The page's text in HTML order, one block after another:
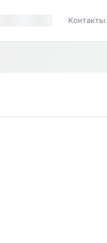
Контакты: